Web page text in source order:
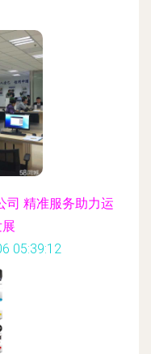
司 精准服务助力运
05:39:12